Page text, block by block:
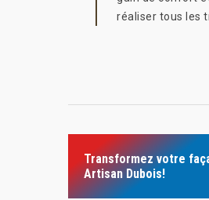
réaliser tous les
Transformez votre
Artisan Dubois!